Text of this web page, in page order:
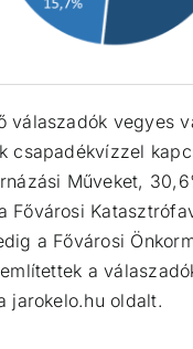
válaszadók vegyes
csapadékvízzel
Műveket,
Fővárosi
a Fővárosi
a
jarokelo.hu oldalt.